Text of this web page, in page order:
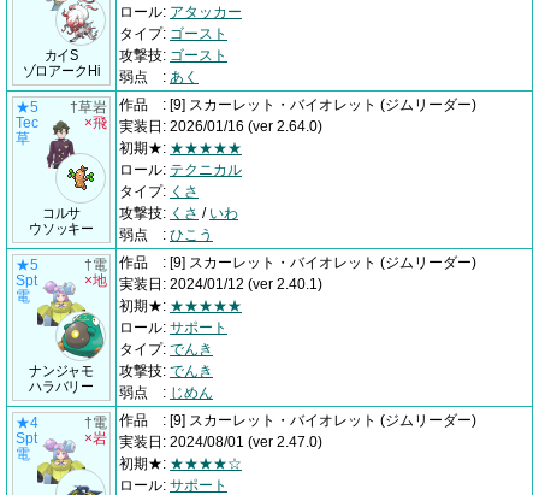
カイS
ゾロアークHi
ロール: アタッカー
タイプ: ゴースト
攻撃技: ゴースト
弱点
: あく
★5
Tec
草
コルサ
ウソッキー
†草岩
×飛
作品 : [9] スカーレット・バイオレット (ジムリーダー)
実装日 : 2026/01/16 (ver 2.64.0)
初期★: ★★★★★
ロール: テクニカル
タイプ: くさ
攻撃技: くさ / いわ
弱点
: ひこう
★5
Spt
電
ナンジャモ
ハラバリー
†電
×地
作品 : [9] スカーレット・バイオレット (ジムリーダー)
実装日 : 2024/01/12 (ver 2.40.1)
初期★: ★★★★★
ロール: サポート
タイプ: でんき
攻撃技: でんき
弱点
: じめん
★4
Spt
電
†電
×岩
作品 : [9] スカーレット・バイオレット (ジムリーダー)
実装日 : 2024/08/01 (ver 2.47.0)
初期★: ★★★★☆
ロール: サポート